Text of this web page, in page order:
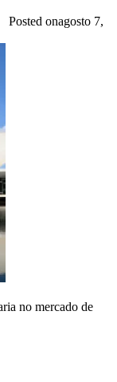
Posted onagosto 7,
no mercado de